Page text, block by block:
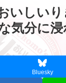
いしい
気分に
Bluesky